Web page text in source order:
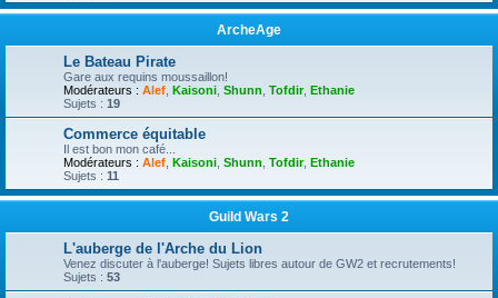
ArcheAge
Le Bateau Pirate
Gare aux requins moussaillon!
Modérateurs : Alef Kaisoni Shunn Tofdir, Ethanie
Sujets : 19
Commerce équitable
Il est bon mon café...
Modérateurs : Alef Kaisoni Shunn Tofdir, Ethanie
Sujets : 11
Guild Wars 2
L'auberge de l'Arche du Lion
Venez discuter à l'auberge! Sujets libres autour de GW2 et recrutements!
Sujets : 53